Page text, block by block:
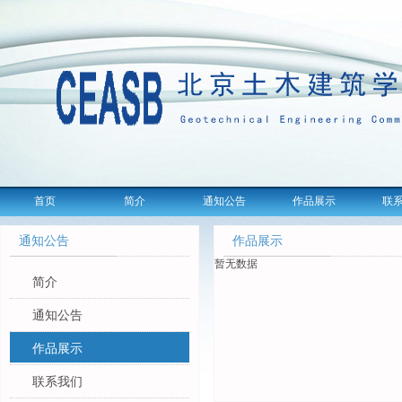
首页 简介 通知公告 作品展示 联
通知公告
简介
通知公告
作品展示
联系我们
作品展示
暂无数据